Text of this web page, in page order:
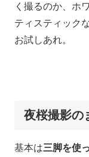
く撮るのか、ホ
ティスティック
お試しあれ。
夜桜撮影の
基本は三脚を使